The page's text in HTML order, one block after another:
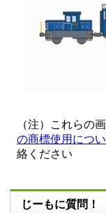
（注）これらの
の商標使用につい
絡ください
じーもに質問！